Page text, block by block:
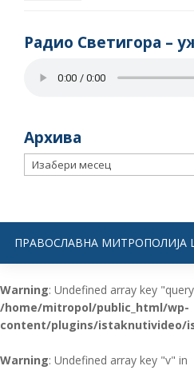
Радио Светигора –
Архива
Архива
ПРАВОСЛАВНА
Warning: Undefined array key
/home/mitropol/public_html/wp-
content/plugins/istaknutivideo/
Warning: Undefined array key "v" in